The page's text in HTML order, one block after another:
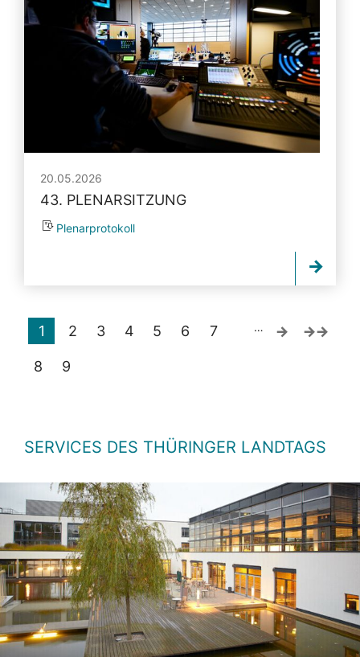
20.05.2026
43. PLENARSITZUNG
Plenarprotokoll
1 2 3 4 5 6 7
8 9
…
SERVICES DES THÜRINGER LANDTAGS